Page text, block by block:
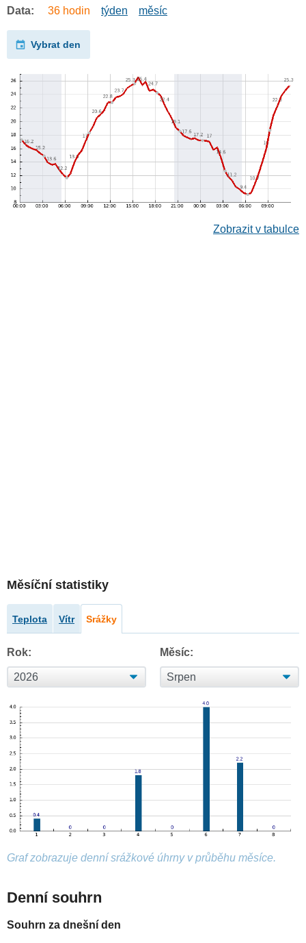
Data: 36 hodin týden měsíc
Vybrat den
Zobrazit v tabulce
Měsíční statistiky
Teplota Vítr Srážky
Rok: Měsíc:
Graf zobrazuje denní srážkové úhrny v průběhu měsíce.
Denní souhrn
Souhrn za dnešní den